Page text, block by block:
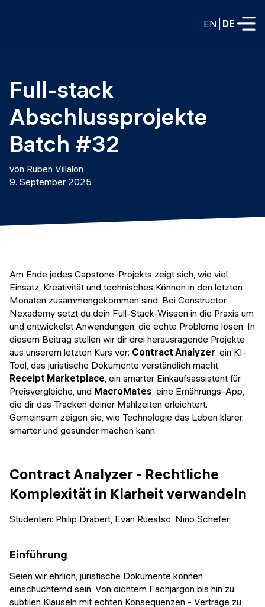
EN DE
VOLLZEITPROGRAMME
Data Science
Web-Entwicklung und KI
TEILZEITROGRAMME
Data Science
DevOps zu LLMOps
KURZKURSE
Generative KI meistern
Python Programmierung
KOSTENLOSE RESSOURCEN
Data Science Einführungskurs
Web-Entwicklung Einführungskurs
Python Einführungskurs
Weiterbildung / Schulung
Consulting
Prototyping
Veranstaltungen
Abschlussprojekte
Alumni Geschichten
Full-stack
Abschlussprojekte
Batch #32
von Ruben Villalon
9. September 2025
Am Ende jedes Capstone-Projekts zeigt sich, wie viel
Einsatz, Kreativität und technisches Können in den letzten
Monaten zusammengekommen sind. Bei Constructor
Nexademy setzt du dein Full-Stack-Wissen in die Praxis um
und entwickelst Anwendungen, die echte Probleme lösen. In
diesem Beitrag stellen wir dir drei herausragende Projekte
aus unserem letzten Kurs vor: Contract Analyzer , ein KI-
Tool, das juristische Dokumente verständlich macht,
Receipt Marketplace , ein smarter Einkaufsassistent für
Preisvergleiche, und MacroMates , eine Ernährungs-App,
die dir das Tracken deiner Mahlzeiten erleichtert.
Gemeinsam zeigen sie, wie Technologie das Leben klarer,
smarter und gesünder machen kann.
Contract Analyzer - Rechtliche
Komplexität in Klarheit verwandeln
Studenten: Philip Drabert, Evan Ruestsc, Nino Schefer
Einführung
Seien wir ehrlich, juristische Dokumente können
einschüchternd sein. Von dichtem Fachjargon bis hin zu
subtilen Klauseln mit echten Konsequenzen - Verträge zu